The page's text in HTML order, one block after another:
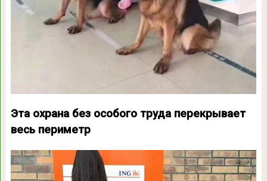
Эта охрана без особого труда перекрывает
весь периметр